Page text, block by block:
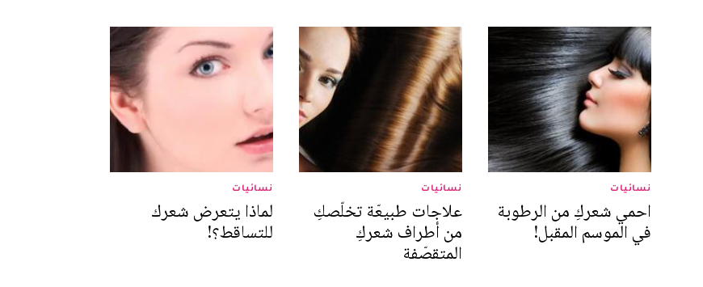
نسائيات
احمي شعركِ من الرطوبة
في الموسم المقبل!
نسائيات
علاجات طبيعّة تخلّصكِ
من أطراف شعركِ
المتقصّفة
نسائيات
لماذا يتعرض شعرك
للتساقط؟!